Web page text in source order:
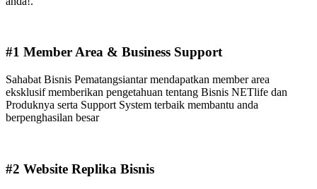
#1 Member Area & Business Support
Sahabat Bisnis Pematangsiantar mendapatkan member area
eksklusif memberikan pengetahuan tentang Bisnis NETlife dan
Produknya serta Support System terbaik membantu anda
berpenghasilan besar
#2 Website Replika Bisnis